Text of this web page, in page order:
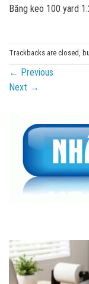
Băng keo 100 yard
Trackbacks are closed,
← Previous
Next →